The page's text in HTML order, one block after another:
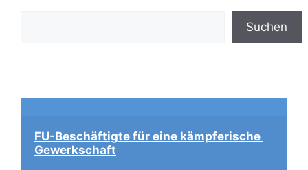
Suchen
FU-Beschäftigte für eine kämpferische
Gewerkschaft